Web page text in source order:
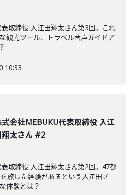
取締役 入江田翔太さん第3回。これ
観光ツール、トラベル音声ガイドア
式会社MEBUKU代表取締役 入江
翔太さん #2
取締役 入江田翔太さん第2回。47都
旅した経験があるという入江田さ
体験とは？